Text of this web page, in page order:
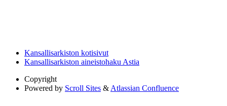
Kansallisarkiston kotisivut
Kansallisarkiston aineistohaku Astia
Copyright
Powered by Scroll Sites &Atlassian Confluence